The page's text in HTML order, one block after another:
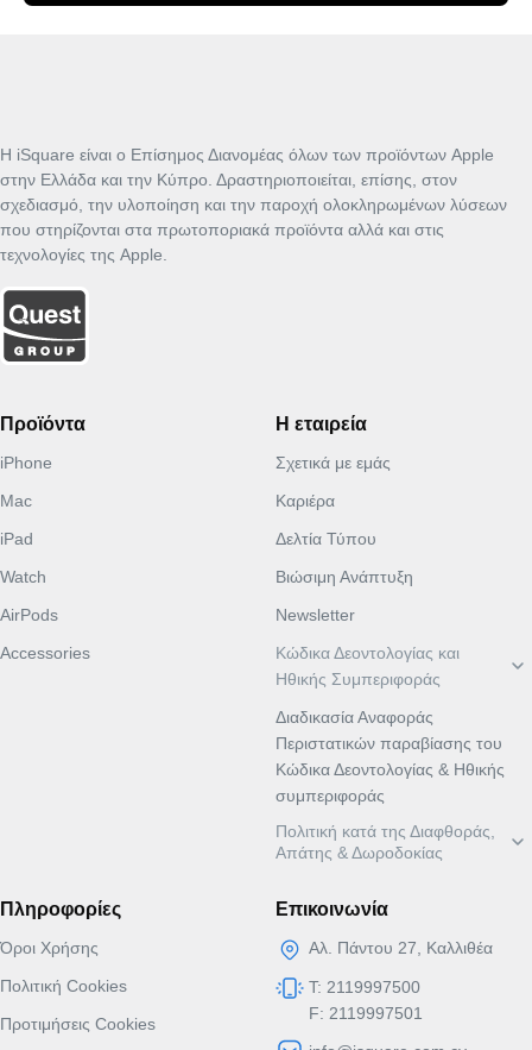
Η iSquare είναι ο Επίσημος Διανομέας όλων των προϊόντων Apple
στην Ελλάδα και την Κύπρο. Δραστηριοποιείται, επίσης, στον
σχεδιασμό, την υλοποίηση και την παροχή ολοκληρωμένων λύσεων
που στηρίζονται στα πρωτοποριακά προϊόντα αλλά και στις
τεχνολογίες της Apple.
Προϊόντα
iPhone
Mac
iPad
Watch
AirPods
Accessories
Η εταιρεία
Σχετικά με εμάς
Καριέρα
Δελτία Τύπου
Βιώσιμη Ανάπτυξη
Newsletter
ΕΛ EN
Κώδικα Δεοντολογίας και
Ηθικής Συμπεριφοράς
Διαδικασία Αναφοράς
Περιστατικών παραβίασης του
Κώδικα Δεοντολογίας & Ηθικής
συμπεριφοράς
ΕΛ EN
Πολιτική κατά της Διαφθοράς,
Απάτης & Δωροδοκίας
Πληροφορίες
Όροι Χρήσης
Πολιτική Cookies
Προτιμήσεις Cookies
Επικοινωνία
Αλ. Πάντου 27, Καλλιθέα
T: 2119997500
F: 2119997501